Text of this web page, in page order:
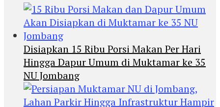
Disiapkan 15 Ribu Porsi Makan Per Hari
Hingga Dapur Umum di Muktamar ke 35
NU Jombang